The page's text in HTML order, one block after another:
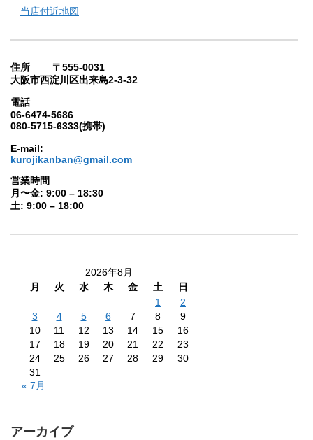
当店付近地図
住所 〒555-0031
大阪市西淀川区出来島2-3-32
電話
06-6474-5686
080-5715-6333(携帯)
E-mail:
kurojikanban@gmail.com
営業時間
月〜金: 9:00 – 18:30
土: 9:00 – 18:00
2026年8月
月
火 水 木 金 土
日
1
2
3
4 5 6 7 8
9
10
11 12 13 14 15
16
17
18 19 20 21 22
23
24
25 26 27 28 29
30
31
« 7月
アーカイブ